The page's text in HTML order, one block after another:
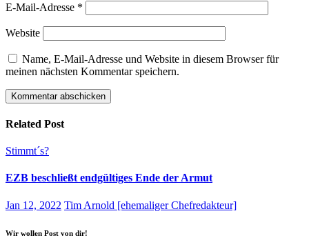
E-Mail-Adresse *
Website
Name, E-Mail-Adresse und Website in diesem Browser für
meinen nächsten Kommentar speichern.
Related Post
Stimmt´s?
EZB beschließt endgültiges Ende der Armut
Jan 12, 2022 Tim Arnold [ehemaliger Chefredakteur]
Wir wollen Post von dir!